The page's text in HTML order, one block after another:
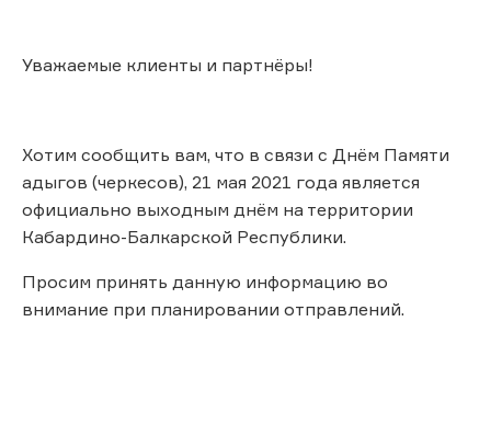
Уважаемые клиенты и партнёры!
Хотим сообщить вам, что в связи с Днём Памяти
адыгов (черкесов), 21 мая 2021 года является
официально выходным днём на территории
Кабардино-Балкарской Республики.
Просим принять данную информацию во
внимание при планировании отправлений.